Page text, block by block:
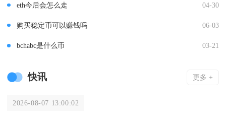
eth今后会怎么走 04-30
购买稳定币可以赚钱吗 06-03
bchabc是什么币 03-21
快讯 更多 +
2026-08-07 13:00:02